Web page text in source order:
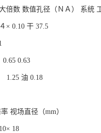
数 数值孔径（ＮＡ） 系统 工
× 0.10 干 37.5
0.65 0.63
1.25 油 0.18
视场直径（mm）
18